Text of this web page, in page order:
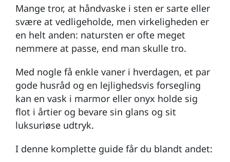
Mange tror, at håndvaske i sten er sarte eller
svære at vedligeholde, men virkeligheden er
en helt anden: natursten er ofte meget
nemmere at passe, end man skulle tro.
Med nogle få enkle vaner i hverdagen, et par
gode husråd og en lejlighedsvis forsegling
kan en vask i marmor eller onyx holde sig
flot i årtier og bevare sin glans og sit
luksuriøse udtryk.
I denne komplette guide får du blandt andet: